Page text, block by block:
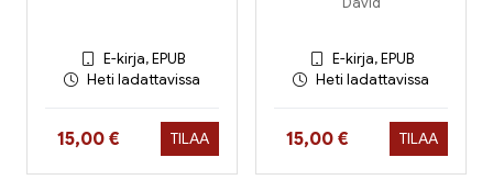
E-kirja, EPUB
Heti ladattavissa
Hinta nyt
15,00 € TILAA
David
E-kirja, EPUB
Heti ladattavissa
Hinta nyt
15,00 € TILAA